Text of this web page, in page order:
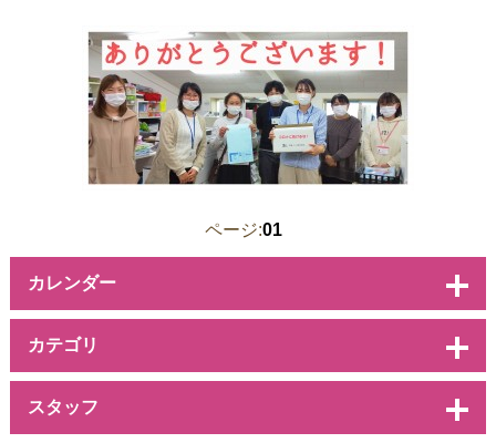
ページ:01
カレンダー
カテゴリ
スタッフ